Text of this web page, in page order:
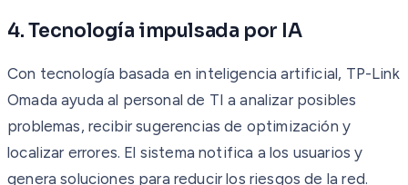
4. Tecnología impulsada por IA
Con tecnología basada en inteligencia artificial, TP-Link
Omada ayuda al personal de TI a analizar posibles
problemas, recibir sugerencias de optimización y
localizar errores. El sistema notifica a los usuarios y
genera soluciones para reducir los riesgos de la red.